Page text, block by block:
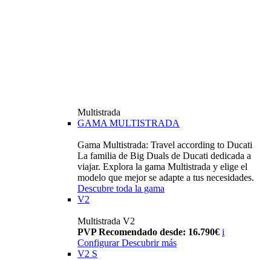
Multistrada
GAMA MULTISTRADA
Gama Multistrada: Travel according to Ducati
La familia de Big Duals de Ducati dedicada a
viajar. Explora la gama Multistrada y elige el
modelo que mejor se adapte a tus necesidades.
Descubre toda la gama
V2
Multistrada V2
PVP Recomendado desde: 16.790€ i
Configurar Descubrir más
V2 S